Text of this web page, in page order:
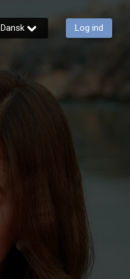
Dansk Log ind